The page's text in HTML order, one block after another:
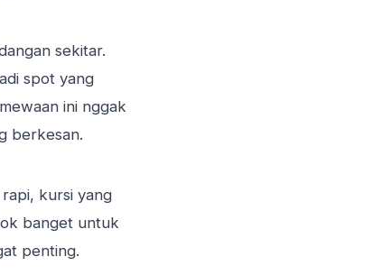
sekitar.
spot yang
ini nggak
berkesan.
kursi yang
banget untuk
penting.